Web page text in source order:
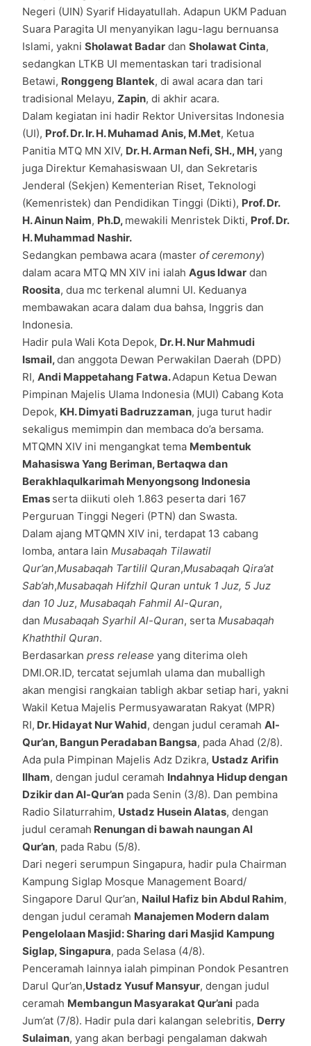
Negeri (UIN) Syarif Hidayatullah. Adapun UKM Paduan
Suara Paragita UI menyanyikan lagu-lagu bernuansa
Islami, yakni Sholawat Badar dan Sholawat Cinta,
sedangkan LTKB UI mementaskan tari tradisional
Betawi, Ronggeng Blantek, di awal acara dan tari
tradisional Melayu, Zapin, di akhir acara.
Dalam kegiatan ini hadir Rektor Universitas Indonesia
(UI), Prof. Dr. Ir. H. Muhamad Anis, M.Met, Ketua
Panitia MTQ MN XIV, Dr. H. Arman Nefi, SH., MH,yang
juga Direktur Kemahasiswaan UI, dan Sekretaris
Jenderal (Sekjen) Kementerian Riset, Teknologi
(Kemenristek) dan Pendidikan Tinggi (Dikti), Prof. Dr.
H. Ainun Naim, Ph.D, mewakili Menristek Dikti, Prof. Dr.
H. Muhammad Nashir.
Sedangkan pembawa acara (master of ceremony)
dalam acara MTQ MN XIV ini ialah Agus Idwar dan
Roosita, dua mc terkenal alumni UI. Keduanya
membawakan acara dalam dua bahsa, Inggris dan
Indonesia.
Hadir pula Wali Kota Depok, Dr. H. Nur Mahmudi
Ismail,dan anggota Dewan Perwakilan Daerah (DPD)
RI, Andi Mappetahang Fatwa.Adapun Ketua Dewan
Pimpinan Majelis Ulama Indonesia (MUI) Cabang Kota
Depok, KH. Dimyati Badruzzaman, juga turut hadir
sekaligus memimpin dan membaca do’a bersama.
MTQMN XIV ini mengangkat tema Membentuk
Mahasiswa Yang Beriman, Bertaqwa dan
Berakhlaqulkarimah Menyongsong Indonesia
Emas serta diikuti oleh 1.863 peserta dari 167
Perguruan Tinggi Negeri (PTN) dan Swasta.
Dalam ajang MTQMN XIV ini, terdapat 13 cabang
lomba, antara lain Musabaqah Tilawatil
Qur’an,Musabaqah Tartilil Quran,Musabaqah Qira’at
Sab’ah,Musabaqah Hifzhil Quran untuk 1 Juz, 5 Juz
dan 10 Juz, Musabaqah Fahmil Al-Quran,
dan Musabaqah Syarhil Al-Quran, serta Musabaqah
Khaththil Quran.
Berdasarkan press release yang diterima oleh
DMI.OR.ID, tercatat sejumlah ulama dan muballigh
akan mengisi rangkaian tabligh akbar setiap hari, yakni
Wakil Ketua Majelis Permusyawaratan Rakyat (MPR)
RI, Dr. Hidayat Nur Wahid, dengan judul ceramah Al-
Qur’an, Bangun Peradaban Bangsa, pada Ahad (2/8).
Ada pula Pimpinan Majelis Adz Dzikra, Ustadz Arifin
Ilham, dengan judul ceramah Indahnya Hidup dengan
Dzikir dan Al-Qur’an pada Senin (3/8). Dan pembina
Radio Silaturrahim, Ustadz Husein Alatas, dengan
judul ceramah Renungan di bawah naungan Al
Qur’an, pada Rabu (5/8).
Dari negeri serumpun Singapura, hadir pula Chairman
Kampung Siglap Mosque Management Board/
Singapore Darul Qur’an, Nailul Hafiz bin Abdul Rahim,
dengan judul ceramah Manajemen Modern dalam
Pengelolaan Masjid: Sharing dari Masjid Kampung
Siglap, Singapura, pada Selasa (4/8).
Penceramah lainnya ialah pimpinan Pondok Pesantren
Darul Qur’an,Ustadz Yusuf Mansyur, dengan judul
ceramah Membangun Masyarakat Qur’ani pada
Jum’at (7/8). Hadir pula dari kalangan selebritis, Derry
Sulaiman, yang akan berbagi pengalaman dakwah